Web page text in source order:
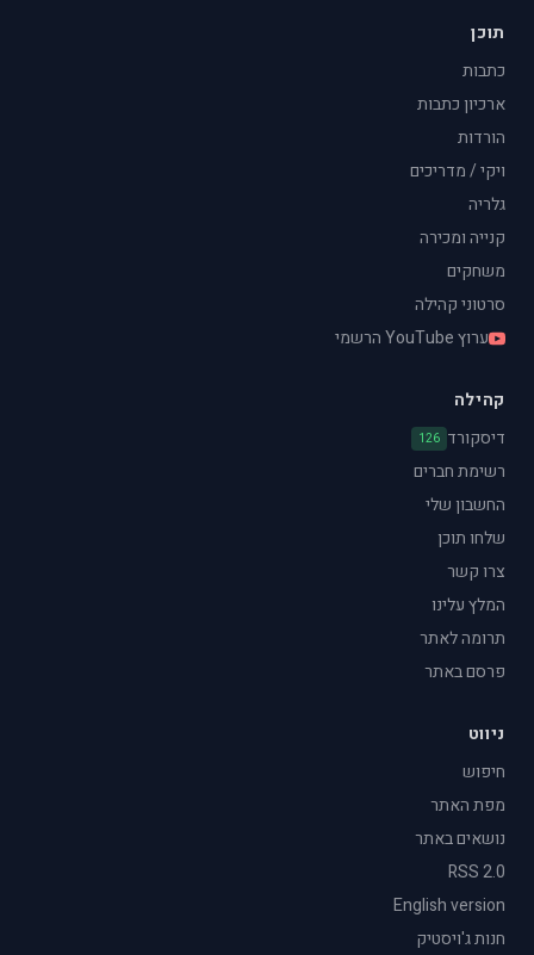
תוכן
כתבות
ארכיון כתבות
הורדות
ויקי / מדריכים
גלריה
קנייה ומכירה
משחקים
סרטוני קהילה
ערוץ YouTube הרשמי
קהילה
דיסקורד 126
רשימת חברים
החשבון שלי
שלחו תוכן
צרו קשר
המלץ עלינו
תרומה לאתר
פרסם באתר
ניווט
חיפוש
מפת האתר
נושאים באתר
RSS 2.0
English version
חנות ג'ויסטיק